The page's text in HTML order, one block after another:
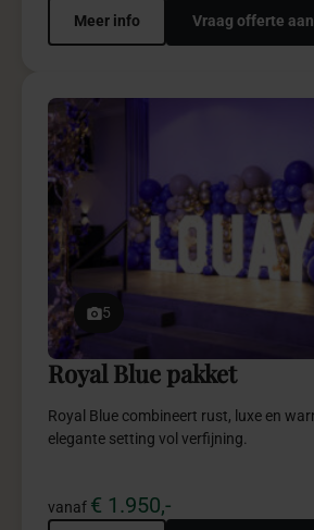
Meer info Vraag offerte aan
5
Royal Blue pakket
Royal Blue combineert rust, luxe en
elegante setting vol verfijning.
vanaf € 1.950,-